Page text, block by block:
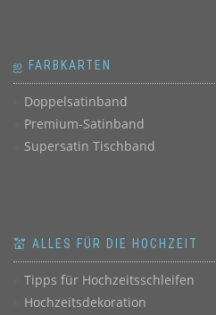
ஐ FARBKARTEN
Doppelsatinband
Premium-Satinband
Supersatin Tischband
💒 ALLES FÜR DIE HOCHZEIT
Tipps für Hochzeitsschleifen
Hochzeitsdekoration